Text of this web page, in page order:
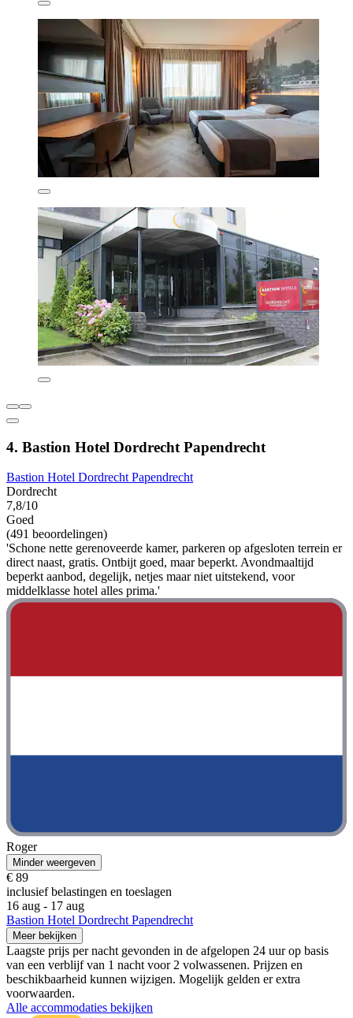
4. Bastion Hotel Dordrecht Papendrecht
Bastion Hotel Dordrecht Papendrecht
Dordrecht
7,8/10
Goed
(491 beoordelingen)
'Schone nette gerenoveerde kamer, parkeren op afgesloten terrein er
direct naast, gratis. Ontbijt goed, maar beperkt. Avondmaaltijd
beperkt aanbod, degelijk, netjes maar niet uitstekend, voor
middelklasse hotel alles prima.'
Roger
Minder weergeven
€ 89
inclusief belastingen en toeslagen
16 aug - 17 aug
Bastion Hotel Dordrecht Papendrecht
Meer bekijken
Laagste prijs per nacht gevonden in de afgelopen 24 uur op basis
van een verblijf van 1 nacht voor 2 volwassenen. Prijzen en
beschikbaarheid kunnen wijzigen. Mogelijk gelden er extra
voorwaarden.
Alle accommodaties bekijken